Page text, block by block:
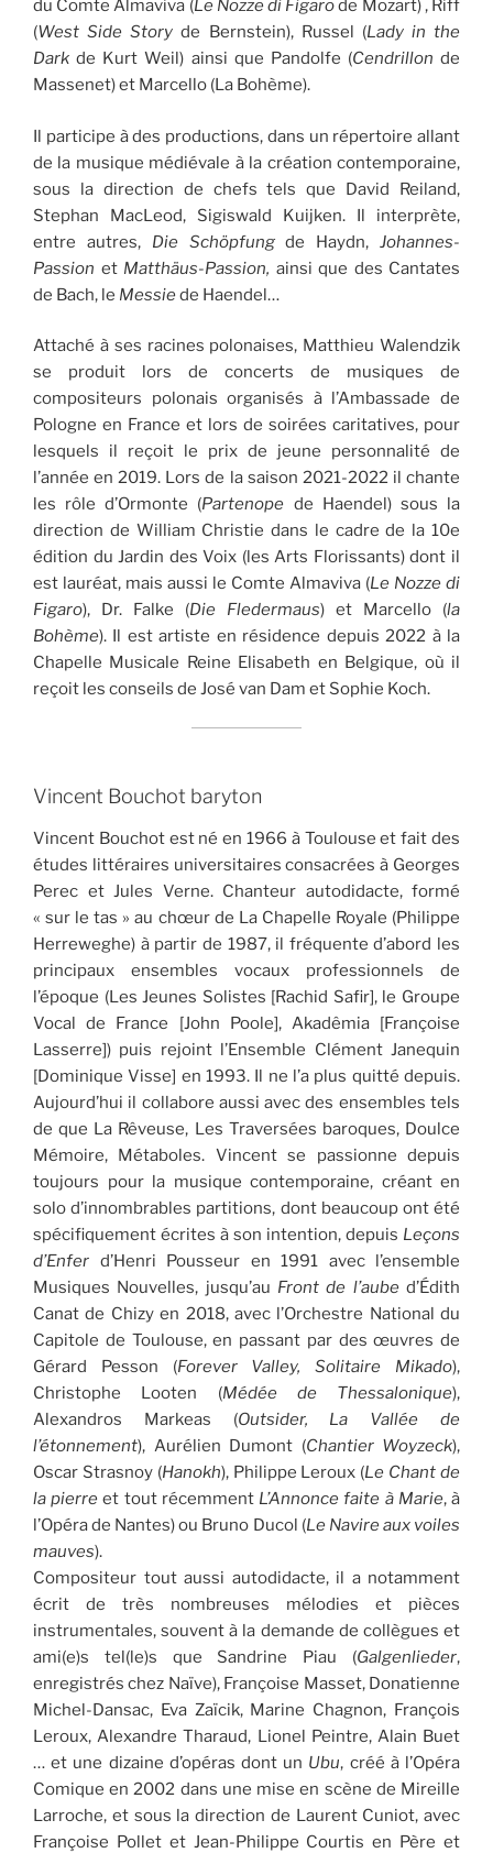
du Comte Almaviva (Le Nozze di Figarode Mozart) , Riff
(West Side Storyde Bernstein), Russel (Lady in the
Darkde Kurt Weil) ainsi que Pandolfe (Cendrillon de
Massenet) et Marcello (La Bohème).
Il participe à des productions, dans un répertoire allant
de la musique médiévale à la création contemporaine,
sous la direction de chefs tels que David Reiland,
Stephan MacLeod, Sigiswald Kuijken. Il interprète,
entre autres, Die Schöpfungde Haydn,Johannes-
Passion et Matthäus-Passion, ainsi que des Cantates
de Bach, le Messiede Haendel…
Attaché à ses racines polonaises, Matthieu Walendzik
se produit lors de concerts de musiques de
compositeurs polonais organisés à l’Ambassade de
Pologne en France et lors de soirées caritatives, pour
lesquels il reçoit le prix de jeune personnalité de
l’année en 2019. Lors de la saison 2021-2022 il chante
les rôle d’Ormonte (Partenope de Haendel) sous la
direction de William Christie dans le cadre de la 10e
édition du Jardin des Voix (les Arts Florissants) dont il
est lauréat, mais aussi le Comte Almaviva (Le Nozze di
Figaro), Dr. Falke (Die Fledermaus) et Marcello (la
Bohème). Il est artiste en résidence depuis 2022 à la
Chapelle Musicale Reine Elisabeth en Belgique, où il
reçoit les conseils de José van Dam et Sophie Koch.
Vincent Bouchot baryton
Vincent Bouchot est né en 1966 à Toulouse et fait des
études littéraires universitaires consacrées à Georges
Perec et Jules Verne. Chanteur autodidacte, formé
« sur le tas » au chœur de La Chapelle Royale (Philippe
Herreweghe) à partir de 1987, il fréquente d’abord les
principaux ensembles vocaux professionnels de
l’époque (Les Jeunes Solistes [Rachid Safir], le Groupe
Vocal de France [John Poole], Akadêmia [Françoise
Lasserre]) puis rejoint l’Ensemble Clément Janequin
[Dominique Visse] en 1993. Il ne l’a plus quitté depuis.
Aujourd’hui il collabore aussi avec des ensembles tels
de que La Rêveuse, Les Traversées baroques, Doulce
Mémoire, Métaboles. Vincent se passionne depuis
toujours pour la musique contemporaine, créant en
solo d’innombrables partitions, dont beaucoup ont été
spécifiquement écrites à son intention, depuis Leçons
d’Enfer d’Henri Pousseur en 1991 avec l’ensemble
Musiques Nouvelles, jusqu’au Front de l’aubed’Édith
Canat de Chizy en 2018, avec l’Orchestre National du
Capitole de Toulouse, en passant par des œuvres de
Gérard Pesson (Forever Valley, Solitaire Mikado),
Christophe Looten (Médée de Thessalonique),
Alexandros Markeas (Outsider, La Vallée de
l’étonnement), Aurélien Dumont (Chantier Woyzeck),
Oscar Strasnoy (Hanokh), Philippe Leroux (Le Chant de
la pierre et tout récemment L’Annonce faite à Marie, à
l’Opéra de Nantes) ou Bruno Ducol (Le Navire aux voiles
mauves).
Compositeur tout aussi autodidacte, il a notamment
écrit de très nombreuses mélodies et pièces
instrumentales, souvent à la demande de collègues et
ami(e)s tel(le)s que Sandrine Piau (Galgenlieder,
enregistrés chez Naïve), Françoise Masset, Donatienne
Michel-Dansac, Eva Zaïcik, Marine Chagnon, François
Leroux, Alexandre Tharaud, Lionel Peintre, Alain Buet
… et une dizaine d’opéras dont un Ubu, créé à l’Opéra
Comique en 2002 dans une mise en scène de Mireille
Larroche, et sous la direction de Laurent Cuniot, avec
Françoise Pollet et Jean-Philippe Courtis en Père et